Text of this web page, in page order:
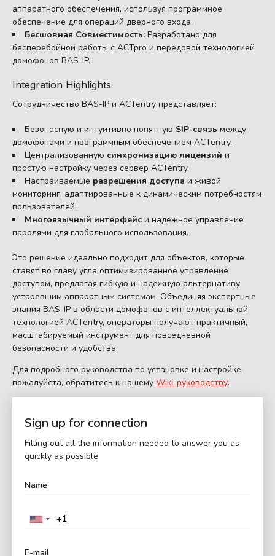
аппаратного обеспечения, используя программное
обеспечение для операций дверного входа.
Бесшовная Совместимость: Разработано для
бесперебойной работы с ACTpro и передовой технологией
домофонов BAS-IP.
Integration Highlights
Сотрудничество BAS-IP и ACTentry представляет:
Безопасную и интуитивно понятную SIP-связь между
домофонами и программным обеспечением ACTentry.
Централизованную синхронизацию лицензий и
простую настройку через сервер ACTentry.
Настраиваемые разрешения доступа и живой
мониторинг, адаптированные к динамическим потребностям
пользователей.
Многоязычный интерфейс и надежное управление
паролями для глобального использования.
Это решение идеально подходит для объектов, которые
ставят во главу угла оптимизированное управление
доступом, предлагая гибкую и надежную альтернативу
устаревшим аппаратным системам. Объединяя экспертные
знания BAS-IP в области домофонов с интеллектуальной
технологией ACTentry, операторы получают практичный,
масштабируемый инструмент для повседневной
безопасности и удобства.
Для подробного руководства по установке и настройке,
пожалуйста, обратитесь к нашему Wiki-руководству.
Sign up for connection
Filling out all the information needed to answer you as
quickly as possible